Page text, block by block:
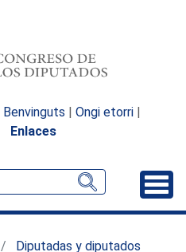
Benvinguts | Ongi etorri |
Enlaces
Diputadas y diputados